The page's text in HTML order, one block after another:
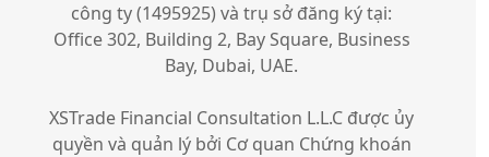
công ty (1495925) và trụ sở đăng ký tại:
Office 302, Building 2, Bay Square, Business
Bay, Dubai, UAE.
XSTrade Financial Consultation L.L.C được ủy
quyền và quản lý bởi Cơ quan Chứng khoán